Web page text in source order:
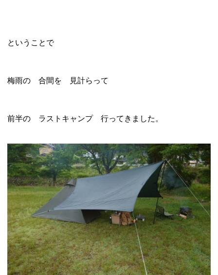
ということで
梅雨の 合間を 見計らって
前半の ラストキャンプ 行ってきました。